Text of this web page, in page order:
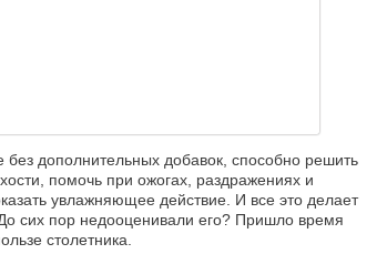
без дополнительных добавок, способно решить
помочь при ожогах, раздражениях и
увлажняющее действие. И все это делает
сих пор недооценивали его? Пришло время
столетника.